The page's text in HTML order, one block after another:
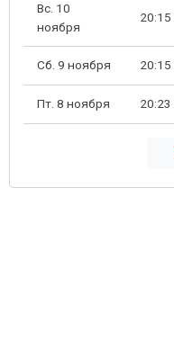
Вс. 10
ноября
20:15
Сб. 9 ноября 20:15
Пт. 8 ноября 20:23